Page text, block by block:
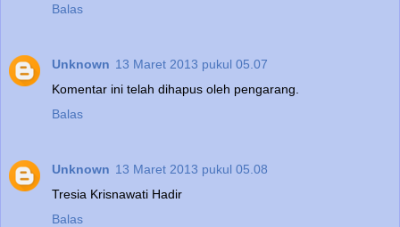
Balas
Unknown 13 Maret 2013 pukul 05.07
Komentar ini telah dihapus oleh pengarang.
Balas
Unknown 13 Maret 2013 pukul 05.08
Tresia Krisnawati Hadir
Balas